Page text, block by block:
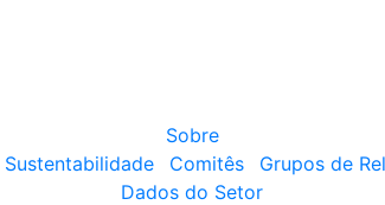
Sobre
Sustentabilidade Comitês Grupos de
Dados do Setor